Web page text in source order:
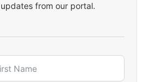
from our portal.